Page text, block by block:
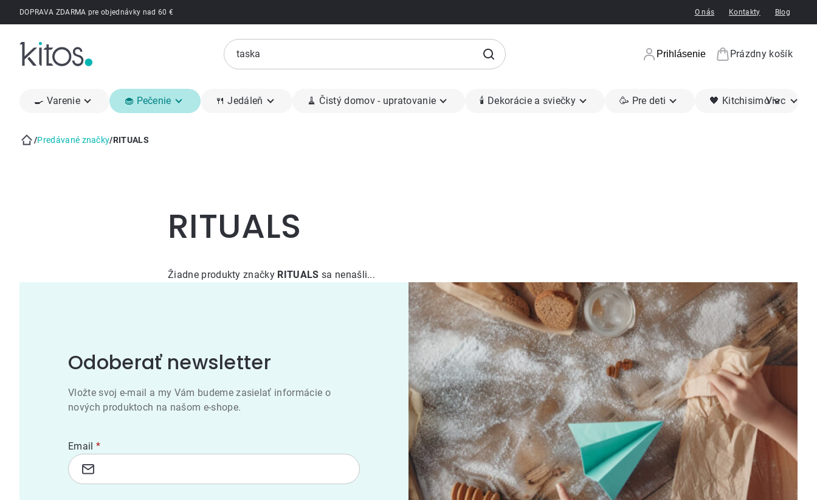
PrejsťDOPRAVA ZDARMA pre objednávky nad 60 € O nás Kontakty Blog
Prihlásenie
Nákupný
Prázdny košík
🍳 Varenie 🧁 Pečenie 🍴 Jedáleň 🧹 Čistý domov - upratovanie 🕯 Dekorácie a sviečky 🥳 Pre deti 🖤 KitchisimoViac
/Predávané značky/RITUALS
RITUALS
Žiadne produkty značky RITUALS sa nenašli...
Odoberať newsletter
Vložte svoj e-mail a my Vám budeme zasielať informácie o
nových produktoch na našom e-shope.
Email